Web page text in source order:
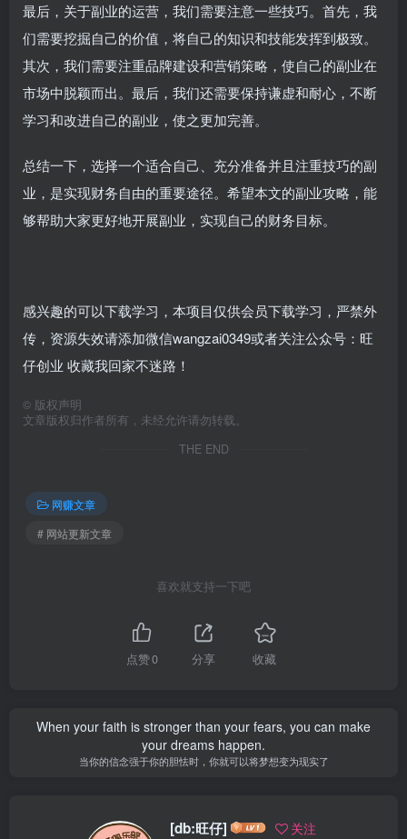
最后，关于副业的运营，我们需要注意一些技巧。首先，我
们需要挖掘自己的价值，将自己的知识和技能发挥到极致。
其次，我们需要注重品牌建设和营销策略，使自己的副业在
市场中脱颖而出。最后，我们还需要保持谦虚和耐心，不断
学习和改进自己的副业，使之更加完善。
总结一下，选择一个适合自己、充分准备并且注重技巧的副
业，是实现财务自由的重要途径。希望本文的副业攻略，能
够帮助大家更好地开展副业，实现自己的财务目标。
感兴趣的可以下载学习，本项目仅供会员下载学习，严禁外
传，资源失效请添加微信wangzai0349或者关注公众号：旺
仔创业 收藏我回家不迷路！
© 版权声明
文章版权归作者所有，未经允许请勿转载。
THE END
网赚文章
# 网站更新文章
喜欢就支持一下吧
点赞0 分享 收藏
When your faith is stronger than your fears, you can make
your dreams happen.
当你的信念强于你的胆怯时，你就可以将梦想变为现实了
[db:旺仔] 关注